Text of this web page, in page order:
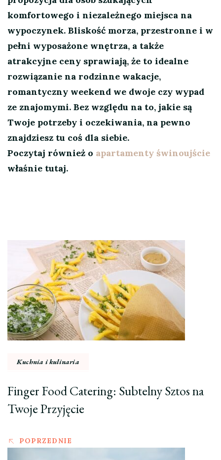
komfortowego i niezależnego miejsca na
wypoczynek. Bliskość morza, przestronne i w
pełni wyposażone wnętrza, a także
atrakcyjne ceny sprawiają, że to idealne
rozwiązanie na rodzinne wakacje,
romantyczny weekend we dwoje czy wypad
ze znajomymi. Bez względu na to, jakie są
Twoje potrzeby i oczekiwania, na pewno
znajdziesz tu coś dla siebie.
Poczytaj również o apartamenty świnoujście
właśnie tutaj.
Nawigacja
wpisu
Kuchnia i kulinaria
Finger Food Catering: Subtelny Sztos na
Twoje Przyjęcie
POPRZEDNIE